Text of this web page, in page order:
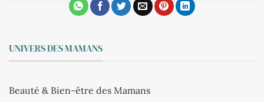
UNIVERS DES MAMANS
Beauté & Bien-être des Mamans